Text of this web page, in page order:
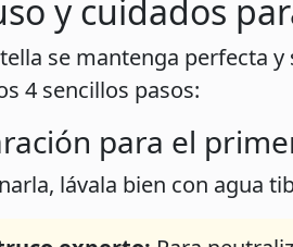
y cuidados
se mantenga perfecta
4 sencillos pasos:
para el
lávala bien con agua